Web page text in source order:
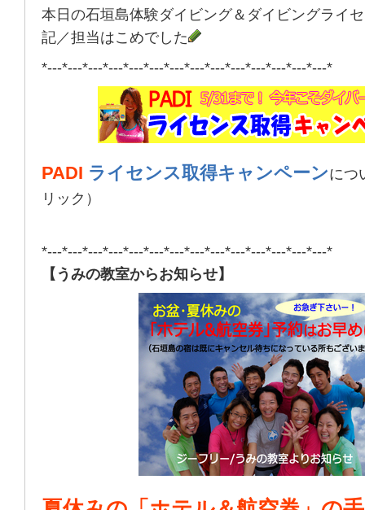
本日の石垣島体験ダイビング＆ダイビングライ
記／担当はこめでした
*---*---*---*---*---*---*---*---*---*---*---*---*---*---*
PADI ライセンス取得キャンペーンにつ
リック）
*---*---*---*---*---*---*---*---*---*---*---*---*---*---*
【うみの教室からお知らせ】